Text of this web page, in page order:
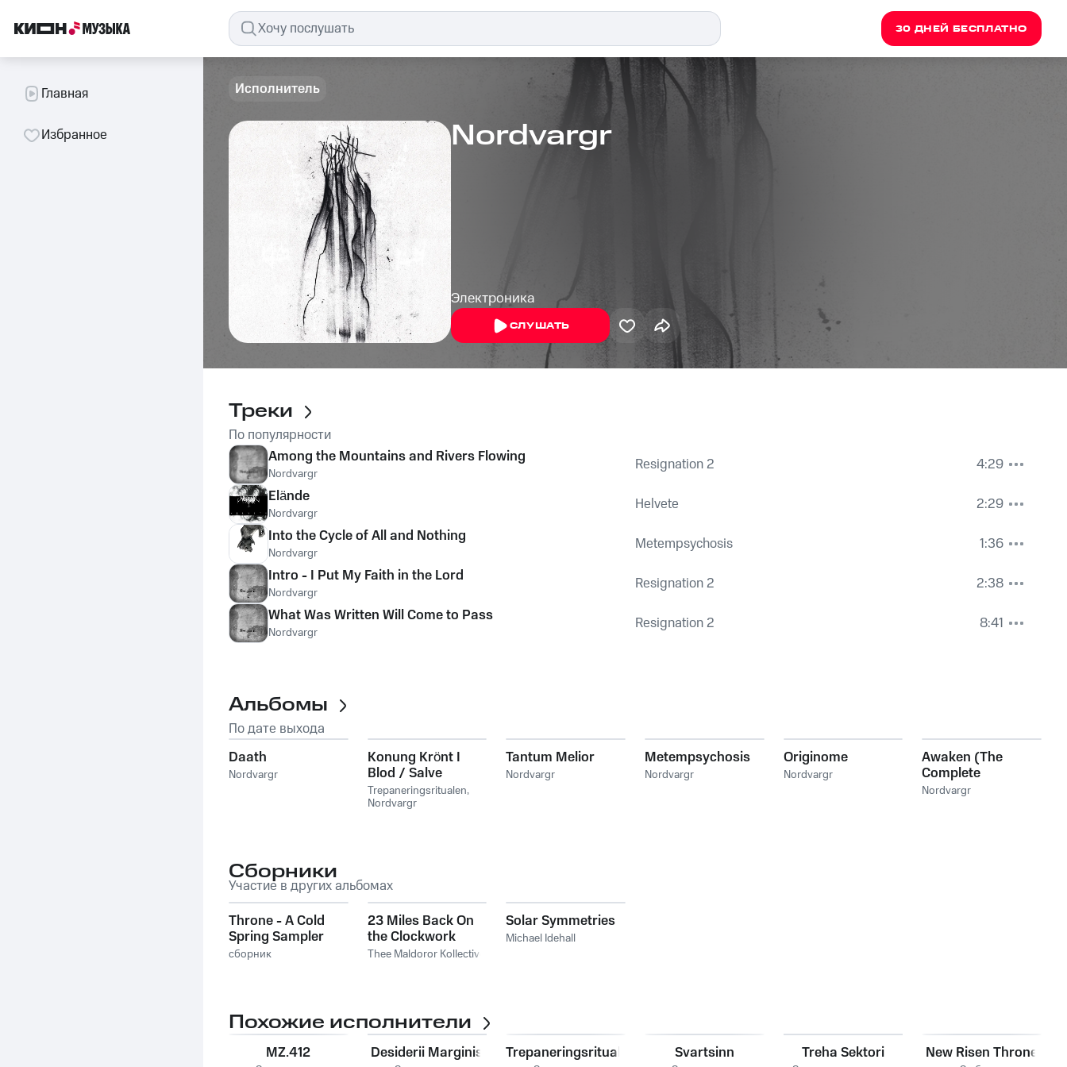
30 ДНЕЙ БЕСПЛАТНО
Главная
Избранное
Исполнитель
Nordvargr
Электроника
СЛУШАТЬ
Треки
По популярности
Among the Mountains and Rivers Flowing
Nordvargr Resignation 2
4:29
Elände
Nordvargr Helvete
2:29
Into the Cycle of All and Nothing
Nordvargr Metempsychosis
1:36
Intro - I Put My Faith in the Lord
Nordvargr Resignation 2
2:38
What Was Written Will Come to Pass
Nordvargr Resignation 2 8:41
Альбомы
По дате выхода
Daath
Nordvargr
Konung Krönt I
Blod / Salve
Teragmon
Trepaneringsritualen,
Nordvargr
Tantum Melior
Nordvargr
Metempsychosis
Nordvargr
Originome
Nordvargr
Awaken (The
Complete
Recordings)
Nordvargr
Сборники
Участие в других альбомах
Throne - A Cold
Spring Sampler
сборник
23 Miles Back On
the Clockwork
Highway
Thee Maldoror Kollective
Solar Symmetries
Michael Idehall
Похожие исполнители
MZ.412 Desiderii Marginis Trepaneringsritualen Svartsinn Treha Sektori New Risen Throne